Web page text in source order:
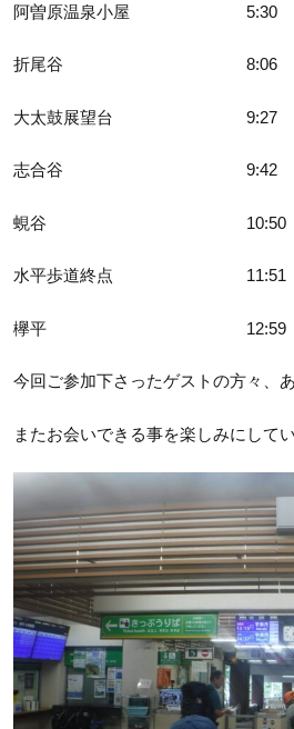
阿曽原温泉小屋 5:30
折尾谷 8:06
大太鼓展望台 9:27
志合谷 9:42
蜆谷 10:50
水平歩道終点 11:51
欅平 12:59
今回ご参加下さったゲストの方々、
またお会いできる事を楽しみにして